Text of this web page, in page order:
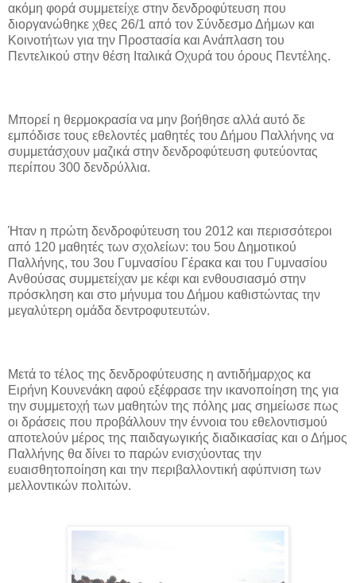
ακόμη φορά συμμετείχε στην δενδροφύτευση που
διοργανώθηκε χθες 26/1 από τον Σύνδεσμο Δήμων και
Κοινοτήτων για την Προστασία και Ανάπλαση του
Πεντελικού στην θέση Ιταλικά Οχυρά του όρους Πεντέλης.
Μπορεί η θερμοκρασία να μην βοήθησε αλλά αυτό δε
εμπόδισε τους εθελοντές μαθητές του Δήμου Παλλήνης να
συμμετάσχουν μαζικά στην δενδροφύτευση φυτεύοντας
περίπου 300 δενδρύλλια.
Ήταν η πρώτη δενδροφύτευση του 2012 και περισσότεροι
από 120 μαθητές των σχολείων: του 5ου Δημοτικού
Παλλήνης, του 3ου Γυμνασίου Γέρακα και του Γυμνασίου
Ανθούσας συμμετείχαν με κέφι και ενθουσιασμό στην
πρόσκληση και στο μήνυμα του Δήμου καθιστώντας την
μεγαλύτερη ομάδα δεντροφυτευτών.
Μετά το τέλος της δενδροφύτευσης η αντιδήμαρχος κα
Ειρήνη Κουνενάκη αφού εξέφρασε την ικανοποίηση της για
την συμμετοχή των μαθητών της πόλης μας σημείωσε πως
οι δράσεις που προβάλλουν την έννοια του εθελοντισμού
αποτελούν μέρος της παιδαγωγικής διαδικασίας και ο Δήμος
Παλλήνης θα δίνει το παρών ενισχύοντας την
ευαισθητοποίηση και την περιβαλλοντική αφύπνιση των
μελλοντικών πολιτών.